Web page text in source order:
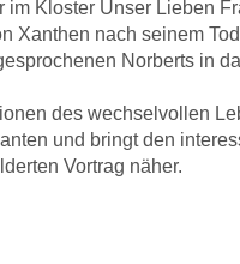
im Kloster Unser Lieben
Xanthen nach seinem
Norberts in
des wechselvollen
und bringt den
Vortrag näher.